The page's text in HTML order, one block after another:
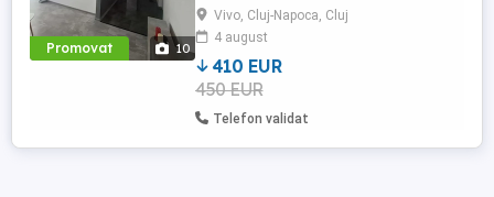
Promovat 10
de intimitate. Este complet mobilat si utilat
fiind pregatit pt. mutare imediata. Se
inchiriaza pe ...
Vivo, Cluj-Napoca, Cluj
4 august
410 EUR
450 EUR
Telefon validat